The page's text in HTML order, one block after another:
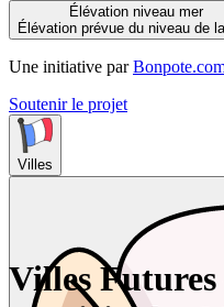
Élévation niveau mer
Élévation prévue du niveau de
Une initiative par
Soutenir le projet
Villes
Villes